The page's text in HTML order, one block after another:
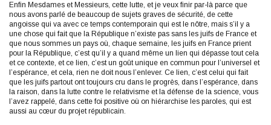
Enfin Mesdames et Messieurs, cette lutte, et je veux finir par-là parce que
nous avons parlé de beaucoup de sujets graves de sécurité, de cette
angoisse qui va avec ce temps contemporain qui est le nôtre, mais s’il y a
une chose qui fait que la République n’existe pas sans les juifs de France et
que nous sommes un pays où, chaque semaine, les juifs en France prient
pour la République, c’est qu’il y a quand même un lien qui dépasse tout cela
et ce contexte, et ce lien, c’est un goût unique en commun pour l’universel et
l’espérance, et cela, rien ne doit nous l’enlever. Ce lien, c’est celui qui fait
que les juifs partout ont toujours cru dans le progrès, dans l’espérance, dans
la raison, dans la lutte contre le relativisme et la défense de la science, vous
l’avez rappelé, dans cette foi positive où on hiérarchise les paroles, qui est
aussi au cœur du projet républicain.